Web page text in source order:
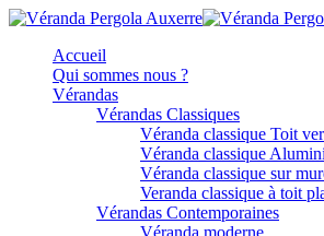
Accueil
Qui sommes nous ?
Vérandas
Vérandas Classiques
Véranda classique Toit
Véranda classique
Véranda classique sur
Veranda classique à toit
Vérandas Contemporaines
Véranda moderne